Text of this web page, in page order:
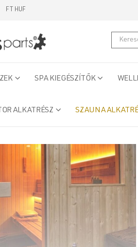
FT HUF
SPA KIEGÉSZÍTŐK
ALKATRÉSZ SZAUNA